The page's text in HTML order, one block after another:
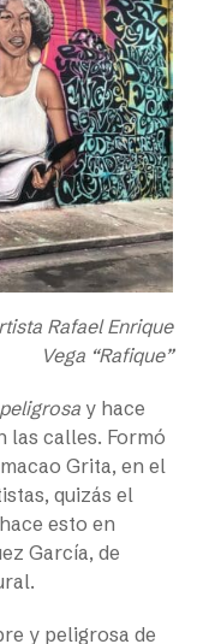
Rafael Enrique
Vega “Rafique”
y hace
las calles. Formó
Grita, en el
quizás el
esto en
García, de
y peligrosa de